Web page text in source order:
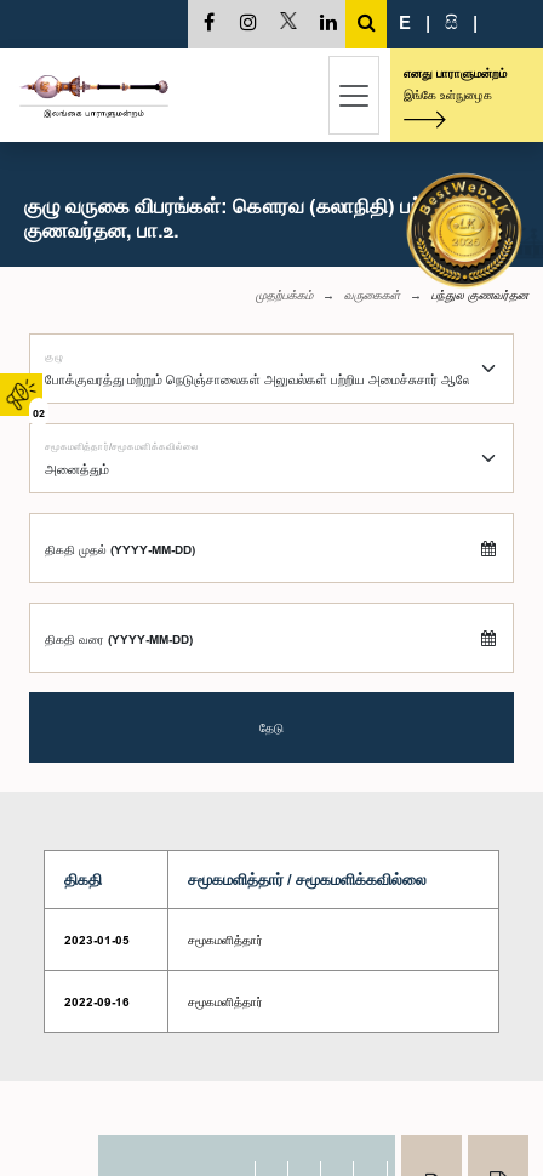
02
E | සි |
எனது பாராளுமன்றம்
இங்கே உள்நுழைக
குழு வருகை விபரங்கள்: கௌரவ (கலாநிதி) பந்துல
குணவர்தன, பா.உ.
முதற்பக்கம் வருகைகள் பந்துல குணவர்தன
குழு
சமூகமளித்தார்/சமூகமளிக்கவில்லை
திகதி முதல் (YYYY-MM-DD)
திகதி வரை (YYYY-MM-DD)
தேடு
திகதி சமூகமளித்தார் / சமூகமளிக்கவில்லை
2023-01-05 சமூகமளித்தார்
2022-09-16 சமூகமளித்தார்